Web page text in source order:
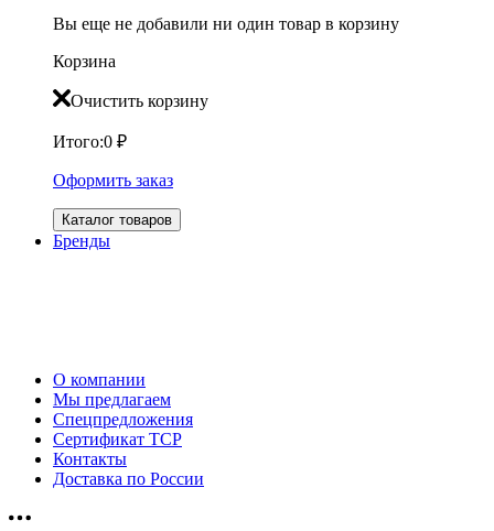
Вы еще не добавили ни один товар в корзину
Корзина
Очистить корзину
Итого:0 ₽
Оформить заказ
Каталог товаров
Бренды
О компании
Мы предлагаем
Спецпредложения
Сертификат ТСР
Контакты
Доставка по России